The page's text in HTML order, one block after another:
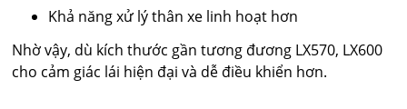
Khả năng xử lý thân xe linh hoạt hơn
Nhờ vậy, dù kích thước gần tương đương LX570, LX600
cho cảm giác lái hiện đại và dễ điều khiển hơn.